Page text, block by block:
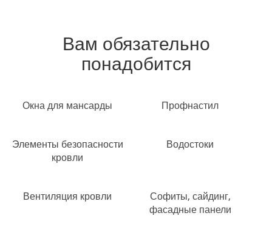
Вам обязательно
понадобится
Окна для мансарды Профнастил
Элементы безопасности
кровли
Водостоки
Вентиляция кровли
Софиты, сайдинг,
фасадные панели